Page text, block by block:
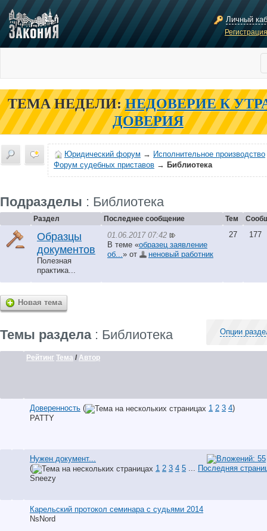
Личный
ТЕМА НЕДЕЛИ: НЕДОВЕРИЕ К
ДОВЕРИЯ
Юридический форум → Исполнительное производство
Форум судебных приставов → Библиотека
Подразделы : Библиотека
Раздел Последнее сообщение Тем
Образцы
документов
Полезная
практика...
01.06.2017 07:42
В теме «образец заявление
об... » от неновый работник
27 177
Новая тема
Темы раздела: Библиотека Опции
Рейтинг Тема / Автор
Доверенность ( 1 2 3 4)
PATTY
Нужен документ...
(
1 2 3 4 5 ... Последняя
Sneezy
Карельский протокол семинара с судьями 2014
NsNord